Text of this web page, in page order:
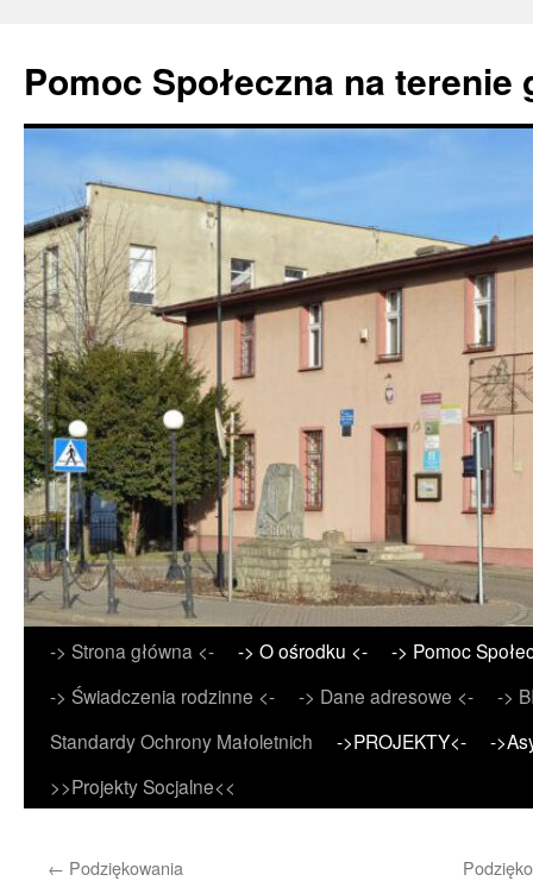
Pomoc Społeczna na terenie
Przejdź
do
treści
-> Strona główna <- -> O ośrodku <-
-> Pomoc
-> Świadczenia rodzinne <-
-> Dane adresowe <-
->
Standardy Ochrony Małoletnich
->PROJEKTY<-
-
>>Projekty Socjalne<<
← Podziękowania